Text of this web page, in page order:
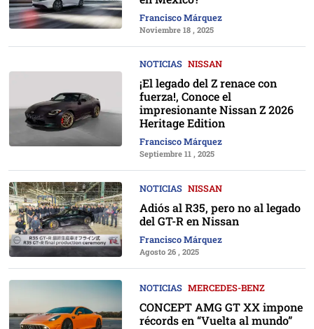
Francisco Márquez
Noviembre 18 , 2025
NOTICIAS NISSAN
¡El legado del Z renace con
fuerza!, Conoce el
impresionante Nissan Z 2026
Heritage Edition
Francisco Márquez
Septiembre 11 , 2025
NOTICIAS NISSAN
Adiós al R35, pero no al legado
del GT-R en Nissan
Francisco Márquez
Agosto 26 , 2025
NOTICIAS MERCEDES-BENZ
CONCEPT AMG GT XX impone
récords en “Vuelta al mundo”